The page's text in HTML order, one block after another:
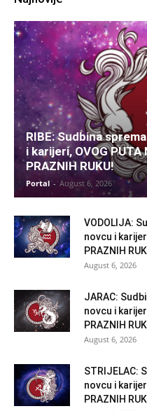
RIBE: Sudbina
i karijeri, OVOG PUTA
PRAZNIH RUKU!
Portal - August 6, 2026
VODOLIJA:
novcu i
PRAZNIH
August 6, 2026
JARAC:
novcu i
PRAZNIH
August 6, 2026
STRIJELAC:
novcu i
PRAZNIH